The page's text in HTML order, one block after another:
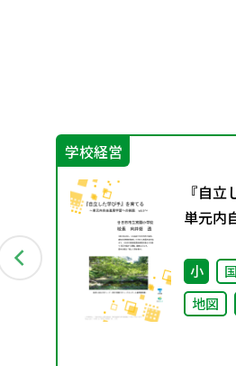
学校経営
『自
単元内
小
地図